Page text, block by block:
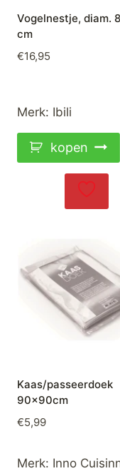
Vogelnestje, diam.
cm
€16,95
Merk: Ibili
kopen
Kaas/passeerdoek
90x90cm
€5,99
Merk: Inno